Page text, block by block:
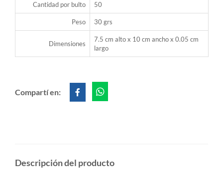
Cantidad por bulto 50
Peso 30 grs
Dimensiones
7.5 cm alto x 10 cm ancho x 0.05 cm
largo
Compartí en:
Descripción del producto